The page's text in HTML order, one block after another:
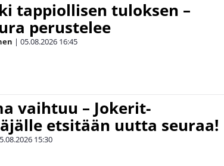
tappiollisen tuloksen –
perustelee
| 05.08.2026 16:45
vaihtuu – Jokerit-
etsitään uutta seuraa!
15:30